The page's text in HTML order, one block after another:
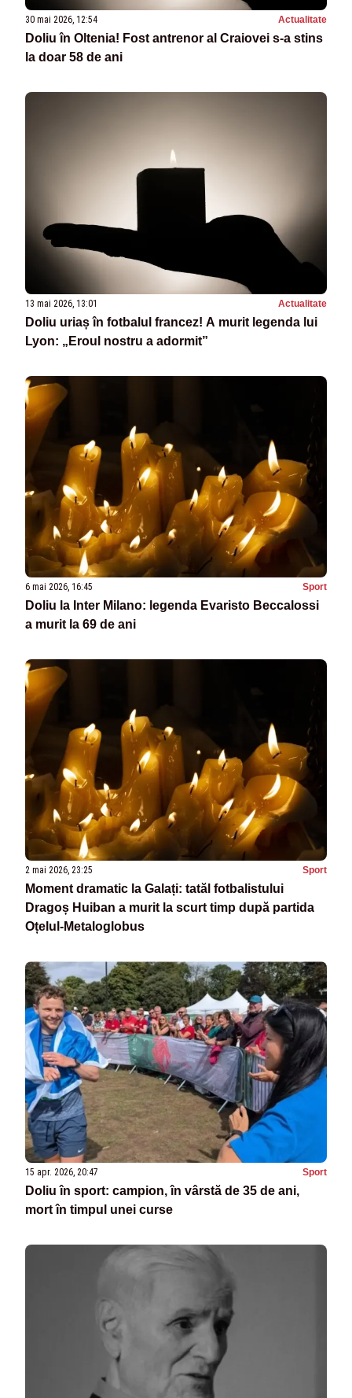
30 mai 2026, 12:54 Actualitate
Doliu în Oltenia! Fost antrenor al Craiovei s-a stins
la doar 58 de ani
13 mai 2026, 13:01 Actualitate
Doliu uriaș în fotbalul francez! A murit legenda lui
Lyon: „Eroul nostru a adormit”
6 mai 2026, 16:45 Sport
Doliu la Inter Milano: legenda Evaristo Beccalossi
a murit la 69 de ani
2 mai 2026, 23:25 Sport
Moment dramatic la Galați: tatăl fotbalistului
Dragoș Huiban a murit la scurt timp după partida
Oțelul-Metaloglobus
15 apr. 2026, 20:47 Sport
Doliu în sport: campion, în vârstă de 35 de ani,
mort în timpul unei curse